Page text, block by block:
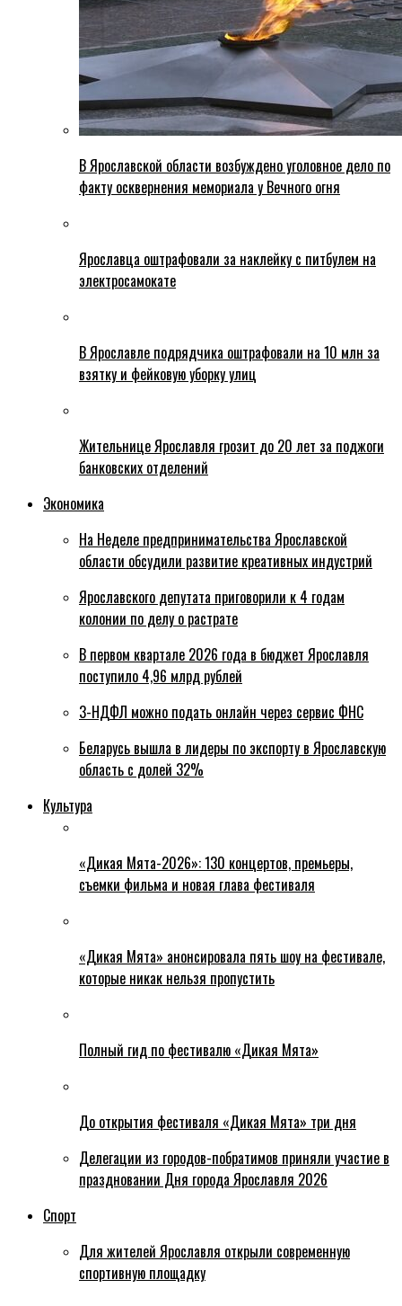
В Ярославской области возбуждено уголовное дело по
факту осквернения мемориала у Вечного огня
Ярославца оштрафовали за наклейку с питбулем на
электросамокате
В Ярославле подрядчика оштрафовали на 10 млн за
взятку и фейковую уборку улиц
Жительнице Ярославля грозит до 20 лет за поджоги
банковских отделений
Экономика
На Неделе предпринимательства Ярославской
области обсудили развитие креативных индустрий
Ярославского депутата приговорили к 4 годам
колонии по делу о растрате
В первом квартале 2026 года в бюджет Ярославля
поступило 4,96 млрд рублей
3-НДФЛ можно подать онлайн через сервис ФНС
Беларусь вышла в лидеры по экспорту в Ярославскую
область с долей 32%
Культура
«Дикая Мята-2026»: 130 концертов, премьеры,
съемки фильма и новая глава фестиваля
«Дикая Мята» анонсировала пять шоу на фестивале,
которые никак нельзя пропустить
Полный гид по фестивалю «Дикая Мята»
До открытия фестиваля «Дикая Мята» три дня
Делегации из городов-побратимов приняли участие в
праздновании Дня города Ярославля 2026
Спорт
Для жителей Ярославля открыли современную
спортивную площадку